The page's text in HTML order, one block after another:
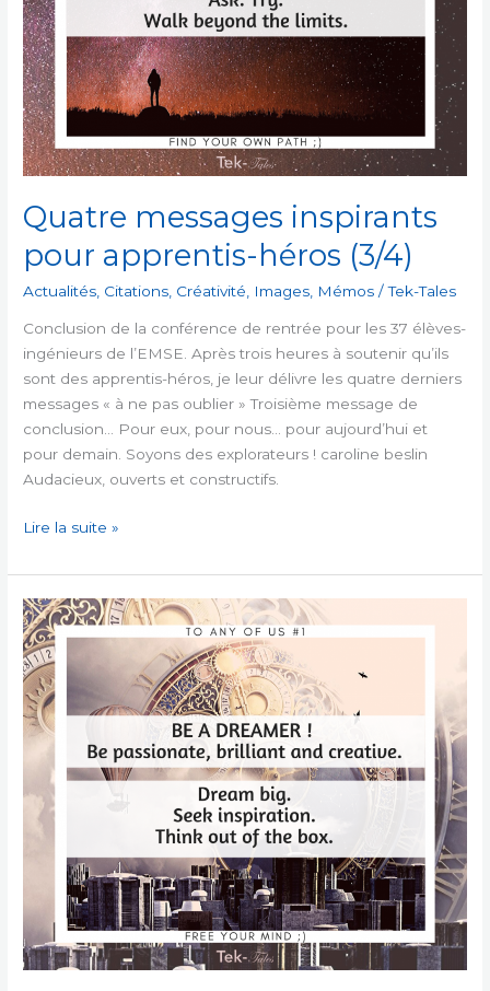
Quatre messages inspirants
pour apprentis-héros (3/4)
Actualités Citations Créativité Images Mémos /Tek-Tales
Conclusion de la conférence de rentrée pour les 37 élèves-
ingénieurs de l’EMSE. Après trois heures à soutenir qu’ils
sont des apprentis-héros, je leur délivre les quatre derniers
messages « à ne pas oublier » Troisième message de
conclusion… Pour eux, pour nous… pour aujourd’hui et
pour demain. Soyons des explorateurs ! caroline beslin
Audacieux, ouverts et constructifs.
Quatre
inspirants
pour
apprentis-
héros
(3/4)
Lire la suite »